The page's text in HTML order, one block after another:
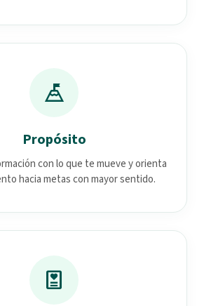
mountain_flag
Propósito
con lo que te mueve y orienta
hacia metas con mayor sentido.
diagnosis